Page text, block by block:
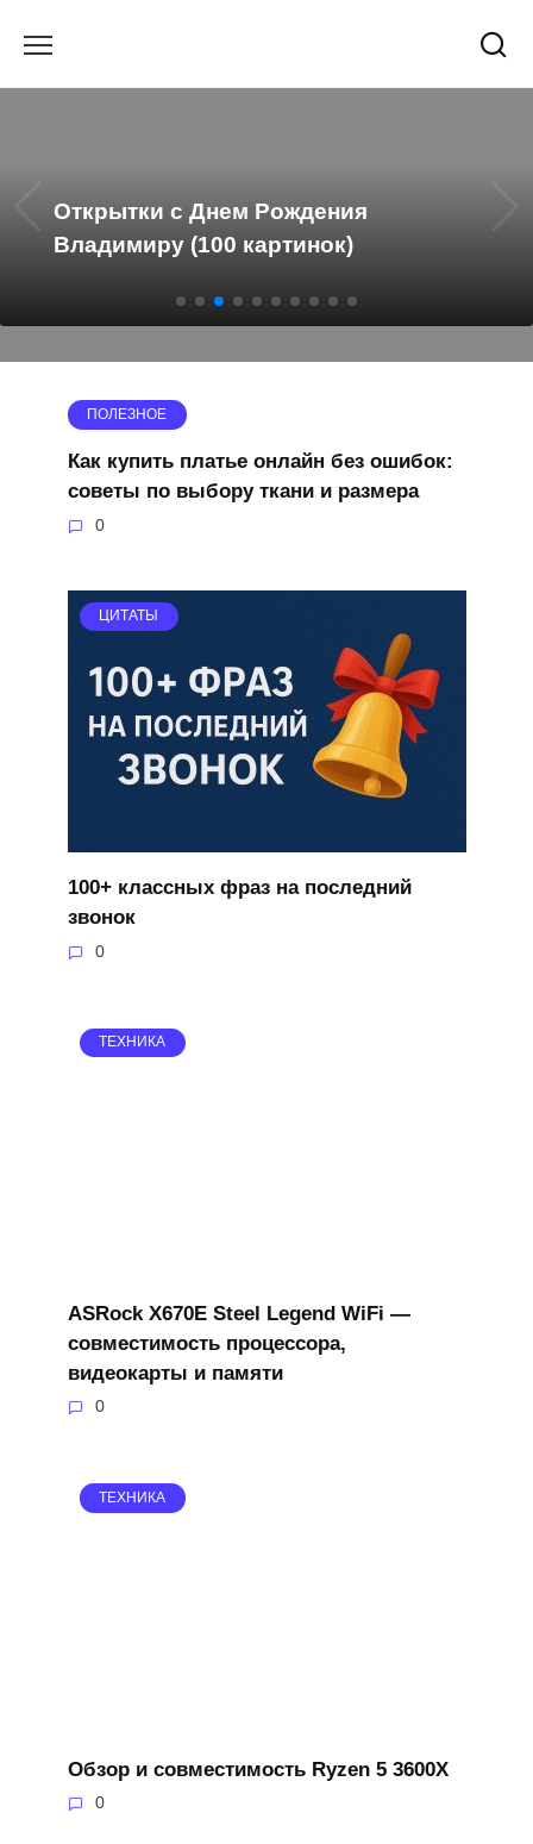
Открытки с Днем Рождения
Владимиру (100 картинок)
ПОЛЕЗНОЕ
Как купить платье онлайн без ошибок:
советы по выбору ткани и размера
0
ЦИТАТЫ
100+ классных фраз на последний
звонок
0
ТЕХНИКА
ASRock X670E Steel Legend WiFi —
совместимость процессора,
видеокарты и памяти
0
ТЕХНИКА
Обзор и совместимость Ryzen 5 3600X
0